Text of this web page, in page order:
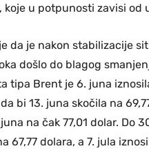
koje u potpunosti zavisi od
da je nakon stabilizacije
došlo do blagog
tipa Brent je 6. juna
bi 13. juna skočila na
na čak 77,01 dolar. Do
67,77 dolara, a 7. jula